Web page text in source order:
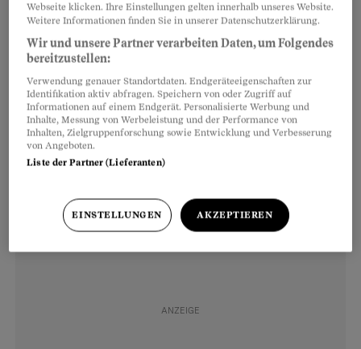
mit einem Fingertipp (und nötigenfalls mit
Ihrem Passwort zur Freigabe) die Zahlung
auslösen. Sie können das Zahlungsdatum
ändern wie auch den Betrag. Das ist wichtig,
wenn Sie zum Beispiel bei einemStreit mit dem
Telefonanbieternur den unbestrittenen Teil der
Rechnung zahlen wollen oder bei einer
Handwerkerrechnung Skonto abziehen können.
Webseite klicken. Ihre Einstellungen gelten innerhalb unseres Website.
Weitere Informationen finden Sie in unserer Datenschutzerklärung.
Wir und unsere Partner verarbeiten Daten, um Folgendes
bereitzustellen:
Verwendung genauer Standortdaten. Endgeräteeigenschaften zur
Identifikation aktiv abfragen. Speichern von oder Zugriff auf
Informationen auf einem Endgerät. Personalisierte Werbung und
Inhalte, Messung von Werbeleistung und der Performance von
Inhalten, Zielgruppenforschung sowie Entwicklung und Verbesserung
von Angeboten.
Liste der Partner (Lieferanten)
EINSTELLUNGEN AKZEPTIEREN